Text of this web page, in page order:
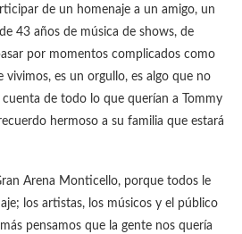
de un homenaje a un amigo, un
43 años de música de shows, de
por momentos complicados como
vivimos, es un orgullo, es algo que no
de todo lo que querían a Tommy
hermoso a su familia que estará
Arena Monticello, porque todos le
los artistas, los músicos y el público
pensamos que la gente nos quería